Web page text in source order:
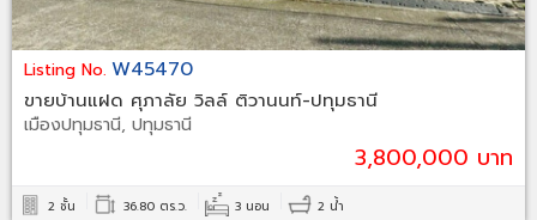
Listing No. W45470
ขายบ้านแฝด ศุภาลัย วิลล์ ติวานนท์-ปทุมธานี
เมืองปทุมธานี, ปทุมธานี
3,800,000 บาท
2 ชั้น 36.80 ตร.ว. 3 นอน 2 น้ำ